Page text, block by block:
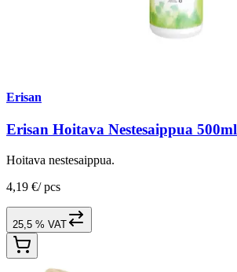
Erisan
Erisan Hoitava Nestesaippua 500ml
Hoitava nestesaippua.
4,19 €/ pcs
25,5 % VAT